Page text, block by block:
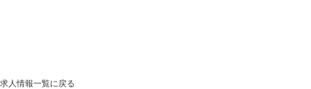
求人情報一覧に戻る